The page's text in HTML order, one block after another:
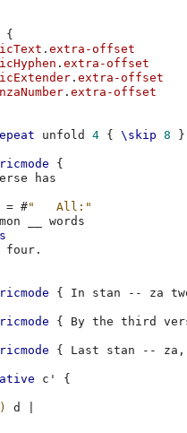
{
.extra-offset
.extra-offset
.extra-offset
.extra-offset
unfold 4 { \skip 8 }
{
= #"   All:"
mon
four .
{ In stan -- za
{ By the third
{ Last stan -- za ,
c'
{
) d